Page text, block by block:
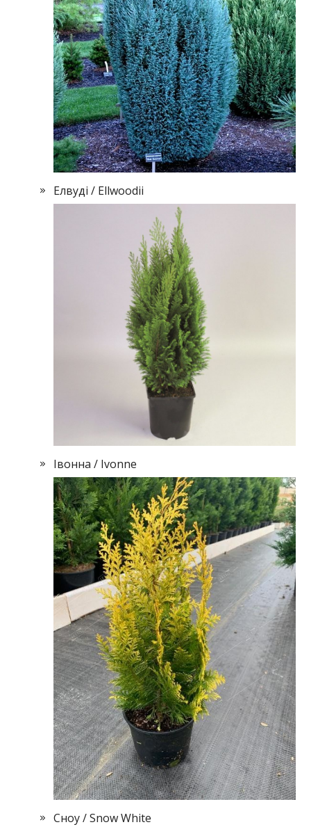
Елвуді / Ellwoodii
Івонна / Іvonne
Сноу / Snow White